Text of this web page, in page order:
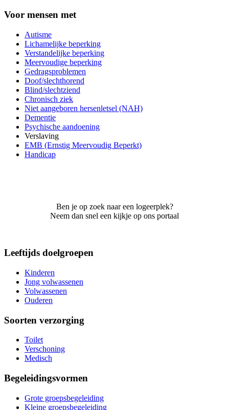
Voor mensen met
Autisme
Lichamelijke beperking
Verstandelijke beperking
Meervoudige beperking
Gedragsproblemen
Doof/slechthorend
Blind/slechtziend
Chronisch ziek
Niet aangeboren hersenletsel (NAH)
Dementie
Psychische aandoening
Verslaving
EMB (Ernstig Meervoudig Beperkt)
Handicap
Ben je op zoek naar een logeerplek?
Neem dan snel een kijkje op ons portaal
Leeftijds doelgroepen
Kinderen
Jong volwassenen
Volwassenen
Ouderen
Soorten verzorging
Toilet
Verschoning
Medisch
Begeleidingsvormen
Grote groepsbegeleiding
Kleine groepsbegeleiding